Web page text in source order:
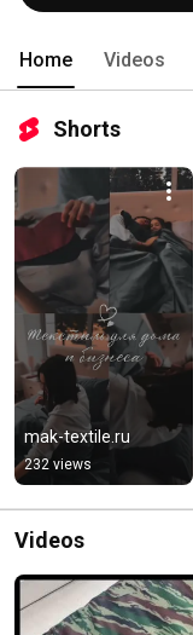
Home Videos
Shorts
mak-textile.ru
232 views
Videos